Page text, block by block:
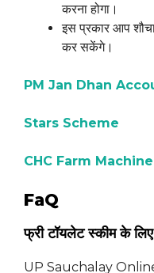
करना होगा।
इस प्रकार आप
कर सकेंगे।
PM Jan Dhan
Stars Scheme
CHC Farm
FaQ
फ्री टॉयलेट स्कीम के
UP Sauchalay